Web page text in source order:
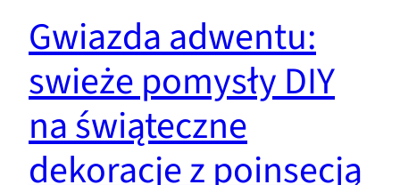
Gwiazda adwentu:
swieże pomysły DIY
na świąteczne
dekoracje z poinsecją